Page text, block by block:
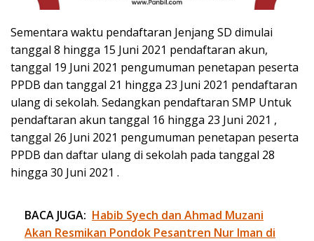
Sementara waktu pendaftaran Jenjang SD dimulai
tanggal 8 hingga 15 Juni 2021 pendaftaran akun,
tanggal 19 Juni 2021 pengumuman penetapan peserta
PPDB dan tanggal 21 hingga 23 Juni 2021 pendaftaran
ulang di sekolah. Sedangkan pendaftaran SMP Untuk
pendaftaran akun tanggal 16 hingga 23 Juni 2021 ,
tanggal 26 Juni 2021 pengumuman penetapan peserta
PPDB dan daftar ulang di sekolah pada tanggal 28
hingga 30 Juni 2021 .
BACA JUGA: Habib Syech dan Ahmad Muzani
Akan Resmikan Pondok Pesantren Nur Iman di